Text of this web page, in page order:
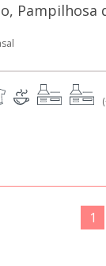
Pampilhosa
1